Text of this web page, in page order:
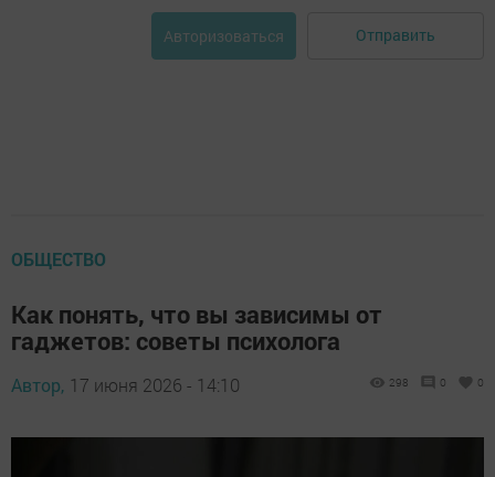
Авторизоваться Отправить
ОБЩЕСТВО
Как понять, что вы зависимы от
гаджетов: советы психолога
Автор, 17 июня 2026 - 14:10 298 0 0